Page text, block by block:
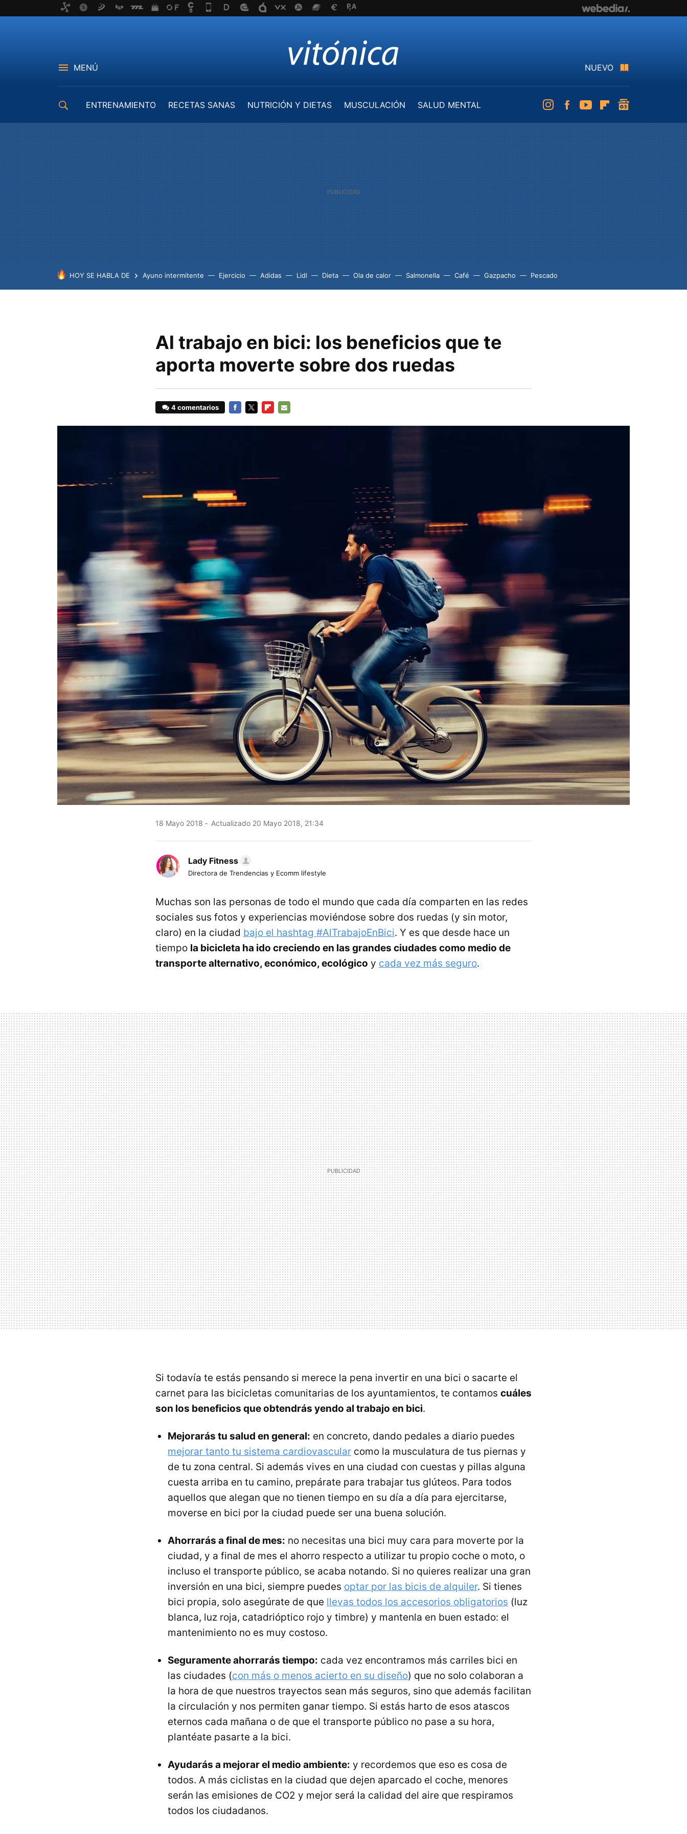
MENÚ NUEVO
ENTRENAMIENTO RECETAS SANAS NUTRICIÓN Y DIETAS MUSCULACIÓN
SALUD MENTAL
InstagramFacebookYoutubeFlipboard
HOY SE HABLA DE Ayuno intermitente Ejercicio Adidas Lidl Dieta Ola de calor Salmonella Café Gazpacho Pescado
Al trabajo en bici: los beneficios que te
aporta moverte sobre dos ruedas
4 comentarios
18 Mayo 2018 Actualizado 20 Mayo 2018, 21:34
Lady Fitness
Directora de Trendencias y Ecomm lifestyle
Muchas son las personas de todo el mundo que cada día comparten en las redes
sociales sus fotos y experiencias moviéndose sobre dos ruedas (y sin motor,
claro) en la ciudad bajo el hashtag #AlTrabajoEnBici. Y es que desde hace un
tiempo la bicicleta ha ido creciendo en las grandes ciudades como medio de
transporte alternativo, económico, ecológico y cada vez más seguro.
Si todavía te estás pensando si merece la pena invertir en una bici o sacarte el
carnet para las bicicletas comunitarias de los ayuntamientos, te contamos cuáles
son los beneficios que obtendrás yendo al trabajo en bici.
Mejorarás tu salud en general: en concreto, dando pedales a diario puedes
mejorar tanto tu sistema cardiovascular como la musculatura de tus piernas y
de tu zona central. Si además vives en una ciudad con cuestas y pillas alguna
cuesta arriba en tu camino, prepárate para trabajar tus glúteos. Para todos
aquellos que alegan que no tienen tiempo en su día a día para ejercitarse,
moverse en bici por la ciudad puede ser una buena solución.
Ahorrarás a final de mes: no necesitas una bici muy cara para moverte por la
ciudad, y a final de mes el ahorro respecto a utilizar tu propio coche o moto, o
incluso el transporte público, se acaba notando. Si no quieres realizar una gran
inversión en una bici, siempre puedes optar por las bicis de alquiler. Si tienes
bici propia, solo asegúrate de que llevas todos los accesorios obligatorios (luz
blanca, luz roja, catadrióptico rojo y timbre) y mantenla en buen estado: el
mantenimiento no es muy costoso.
Seguramente ahorrarás tiempo: cada vez encontramos más carriles bici en
las ciudades (con más o menos acierto en su diseño) que no solo colaboran a
la hora de que nuestros trayectos sean más seguros, sino que además facilitan
la circulación y nos permiten ganar tiempo. Si estás harto de esos atascos
eternos cada mañana o de que el transporte público no pase a su hora,
plantéate pasarte a la bici.
Ayudarás a mejorar el medio ambiente: y recordemos que eso es cosa de
todos. A más ciclistas en la ciudad que dejen aparcado el coche, menores
serán las emisiones de CO2 y mejor será la calidad del aire que respiramos
todos los ciudadanos.